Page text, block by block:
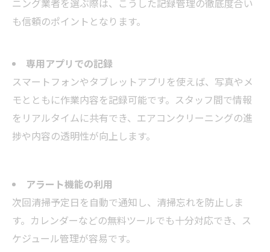
ニング業者を選ぶ際は、こうした記録管理の徹底度合い
も信頼のポイントとなります。
専用アプリでの記録
スマートフォンやタブレットアプリを使えば、写真やメ
モとともに作業内容を記録可能です。スタッフ間で情報
をリアルタイムに共有でき、エアコンクリーニングの進
捗や内容の透明性が向上します。
アラート機能の利用
次回清掃予定日を自動で通知し、清掃忘れを防止しま
す。カレンダーなどの無料ツールでも十分対応でき、ス
ケジュール管理が容易です。